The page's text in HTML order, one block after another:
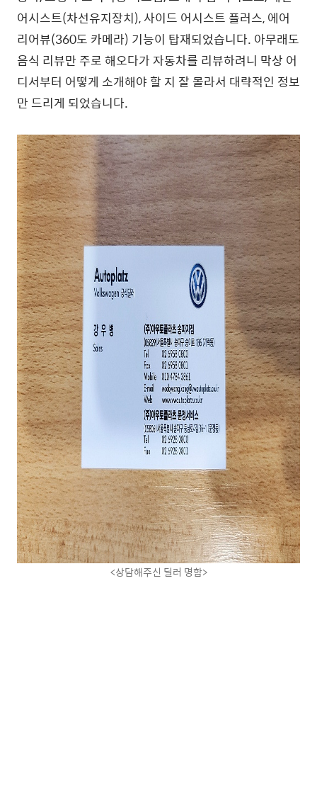
어시스트(차선유지장치), 사이드 어시스트 플러스, 에어
리어뷰(360도 카메라) 기능이 탑재되었습니다. 아무래도
음식 리뷰만 주로 해오다가 자동차를 리뷰하려니 막상 어
디서부터 어떻게 소개해야 할 지 잘 몰라서 대략적인 정보
만 드리게 되었습니다.
<상담해주신 딜러 명함>